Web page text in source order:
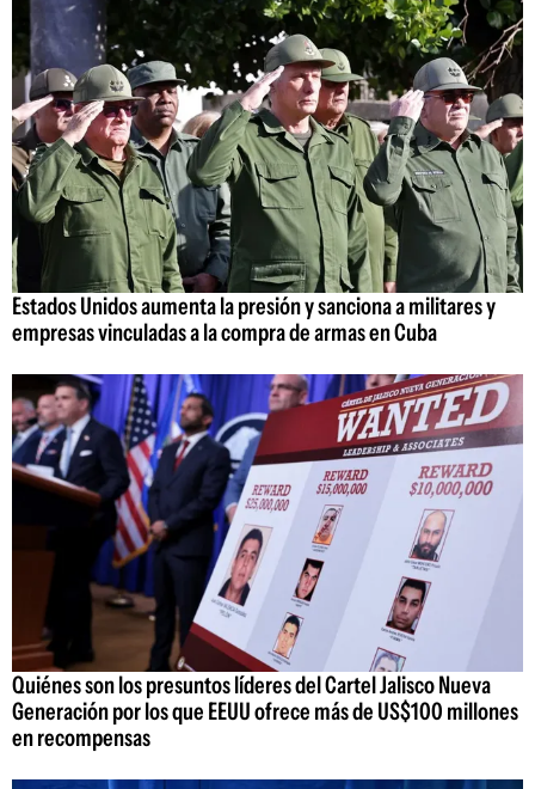
Estados Unidos aumenta la presión y sanciona a militares y
empresas vinculadas a la compra de armas en Cuba
Quiénes son los presuntos líderes del Cartel Jalisco Nueva
Generación por los que EEUU ofrece más de US$100 millones
en recompensas